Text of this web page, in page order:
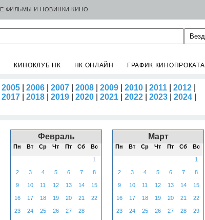
ФИЛЬМЫ И НОВИНКИ КИНО
КИНОКЛУБ НК НК ОНЛАЙН ГРАФИК КИНОПРОКАТА
2005 2006 2007 2008 2009 2010 2011 2012
2017 2018 2019 2020 2021 2022 2023 2024
Февраль
Пн Вт Ср Чт Пт Сб Вс
1
2 3 4 5 6 7 8
9 10 11 12 13 14 15
16 17 18 19 20 21 22
23 24 25 26 27 28
Март
Пн Вт Ср Чт Пт Сб Вс
1
2 3 4 5 6 7 8
9 10 11 12 13 14 15
16 17 18 19 20 21 22
23 24 25 26 27 28 29